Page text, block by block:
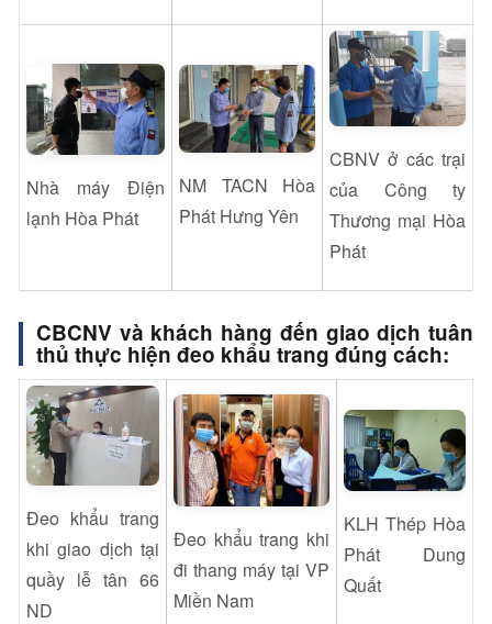
Nhà máy Điện
lạnh Hòa Phát
NM TACN Hòa
Phát Hưng Yên
CBNV ở các trại
của Công ty
Thương mại Hòa
Phát
CBCNV và khách hàng đến giao dịch tuân
thủ thực hiện đeo khẩu trang đúng cách:
Đeo khẩu trang
khi giao dịch tại
quầy lễ tân 66
ND
Đeo khẩu trang khi
đi thang máy tại VP
Miền Nam
KLH Thép Hòa
Phát Dung
Quất